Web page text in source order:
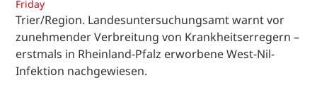
Friday
Trier/Region. Landesuntersuchungsamt warnt vor
zunehmender Verbreitung von Krankheitserregern –
erstmals in Rheinland-Pfalz erworbene West-Nil-
Infektion nachgewiesen.